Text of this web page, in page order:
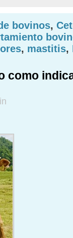
bovinos,
, mastitis,
como